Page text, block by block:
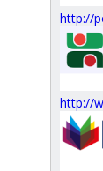
http://
http://